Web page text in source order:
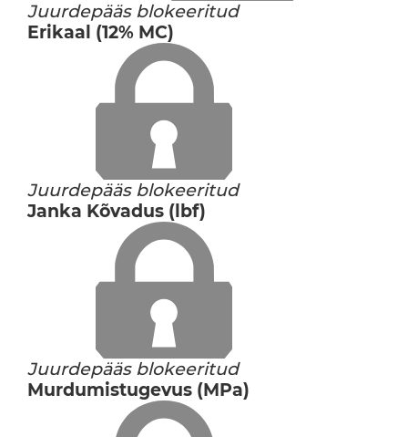
Juurdepääs blokeeritud
Erikaal (12% MC)
Juurdepääs blokeeritud
Janka Kõvadus (lbf)
Juurdepääs blokeeritud
Murdumistugevus (MPa)